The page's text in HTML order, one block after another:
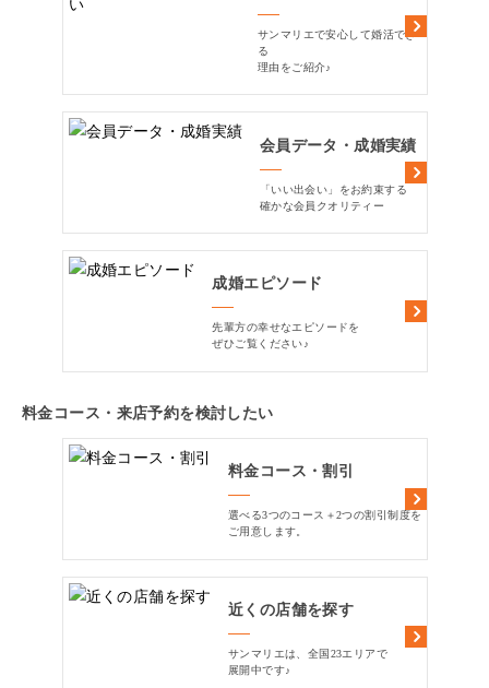
サンマリエで安心して婚活でき
る
理由をご紹介♪
会員データ・成婚実績
「いい出会い」をお約束する
確かな会員クオリティー
成婚エピソード
先輩方の幸せなエピソードを
ぜひご覧ください♪
料金コース・来店予約を検討したい
料金コース・割引
選べる3つのコース＋2つの割引制度を
ご用意します。
近くの店舗を探す
サンマリエは、全国23エリアで
展開中です♪